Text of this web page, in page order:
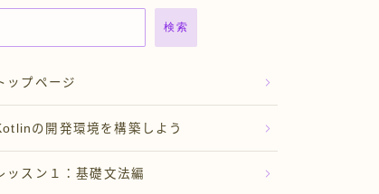
検索
ップページ
の開発環境を構築しよう
ッスン１：基礎文法編